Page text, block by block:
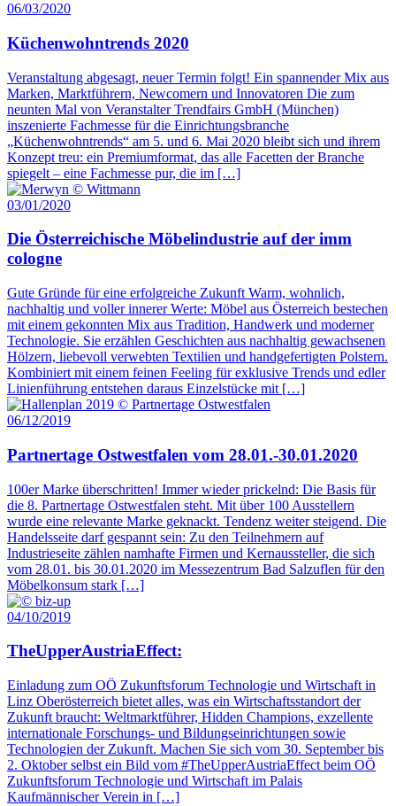
06/03/2020
Küchenwohntrends 2020
Veranstaltung abgesagt, neuer Termin folgt! Ein spannender Mix aus
Marken, Marktführern, Newcomern und Innovatoren Die zum
neunten Mal von Veranstalter Trendfairs GmbH (München)
inszenierte Fachmesse für die Einrichtungsbranche
„Küchenwohntrends“ am 5. und 6. Mai 2020 bleibt sich und ihrem
Konzept treu: ein Premiumformat, das alle Facetten der Branche
spiegelt – eine Fachmesse pur, die im […]
03/01/2020
Die Österreichische Möbelindustrie auf der imm
cologne
Gute Gründe für eine erfolgreiche Zukunft Warm, wohnlich,
nachhaltig und voller innerer Werte: Möbel aus Österreich bestechen
mit einem gekonnten Mix aus Tradition, Handwerk und moderner
Technologie. Sie erzählen Geschichten aus nachhaltig gewachsenen
Hölzern, liebevoll verwebten Textilien und handgefertigten Polstern.
Kombiniert mit einem feinen Feeling für exklusive Trends und edler
Linienführung entstehen daraus Einzelstücke mit […]
06/12/2019
Partnertage Ostwestfalen vom 28.01.-30.01.2020
100er Marke überschritten! Immer wieder prickelnd: Die Basis für
die 8. Partnertage Ostwestfalen steht. Mit über 100 Ausstellern
wurde eine relevante Marke geknackt. Tendenz weiter steigend. Die
Handelsseite darf gespannt sein: Zu den Teilnehmern auf
Industrieseite zählen namhafte Firmen und Kernaussteller, die sich
vom 28.01. bis 30.01.2020 im Messezentrum Bad Salzuflen für den
Möbelkonsum stark […]
04/10/2019
TheUpperAustriaEffect:
Einladung zum OÖ Zukunftsforum Technologie und Wirtschaft in
Linz Oberösterreich bietet alles, was ein Wirtschaftsstandort der
Zukunft braucht: Weltmarktführer, Hidden Champions, exzellente
internationale Forschungs- und Bildungseinrichtungen sowie
Technologien der Zukunft. Machen Sie sich vom 30. September bis
2. Oktober selbst ein Bild vom #TheUpperAustriaEffect beim OÖ
Zukunftsforum Technologie und Wirtschaft im Palais
Kaufmännischer Verein in […]